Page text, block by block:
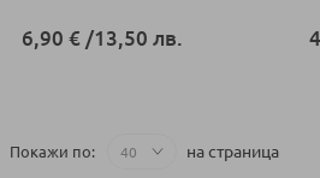
6,90 € /13,50 лв.
Покажи по на страница